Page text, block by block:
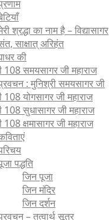
श्रद्धा का नाम है – विद्यासागर
साक्षात् अरिहंत
की
108 समयसागर जी महाराज
: मुनिश्री समयसागर जी
108 योगसागर जी महाराज
108 सुधासागर जी महाराज
108 क्षमासागर जी महाराज
पद्धति
जिन पूजा
जिन मंदिर
जिन दर्शन
– तत्वार्थ सूत्र